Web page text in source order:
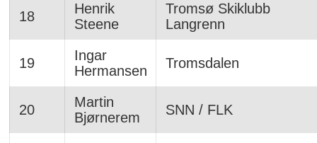
18
Henrik
Steene
Tromsø Skiklubb
Langrenn
19
Ingar
Hermansen
Tromsdalen
20
Martin
Bjørnerem
SNN / FLK